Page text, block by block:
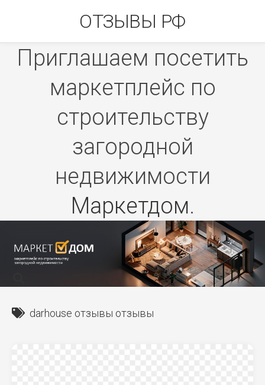
ОТЗЫВЫ РФ
Приглашаем посетить
маркетплейс по
строительству
загородной
недвижимости
Маркетдом.
darhouse отзывы отзывы